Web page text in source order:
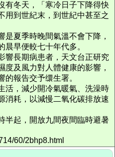
有冬天，「寒冷日子下降得快
用到世紀末，到世紀中甚至之
夏季時晚間氣溫不會下降，
早便較七十年代多。
長期病患者，天文台正研究
及風力對人體健康的影響，
的報告交予缳生署。
，減少開冷氣暖氣、洗澡時
消耗，以減慢二氧化碳排放速
起，開放九間夜間臨時避暑
60/2bhp8.html